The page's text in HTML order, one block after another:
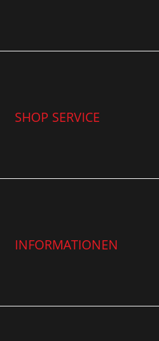
SHOP SERVICE
INFORMATIONEN